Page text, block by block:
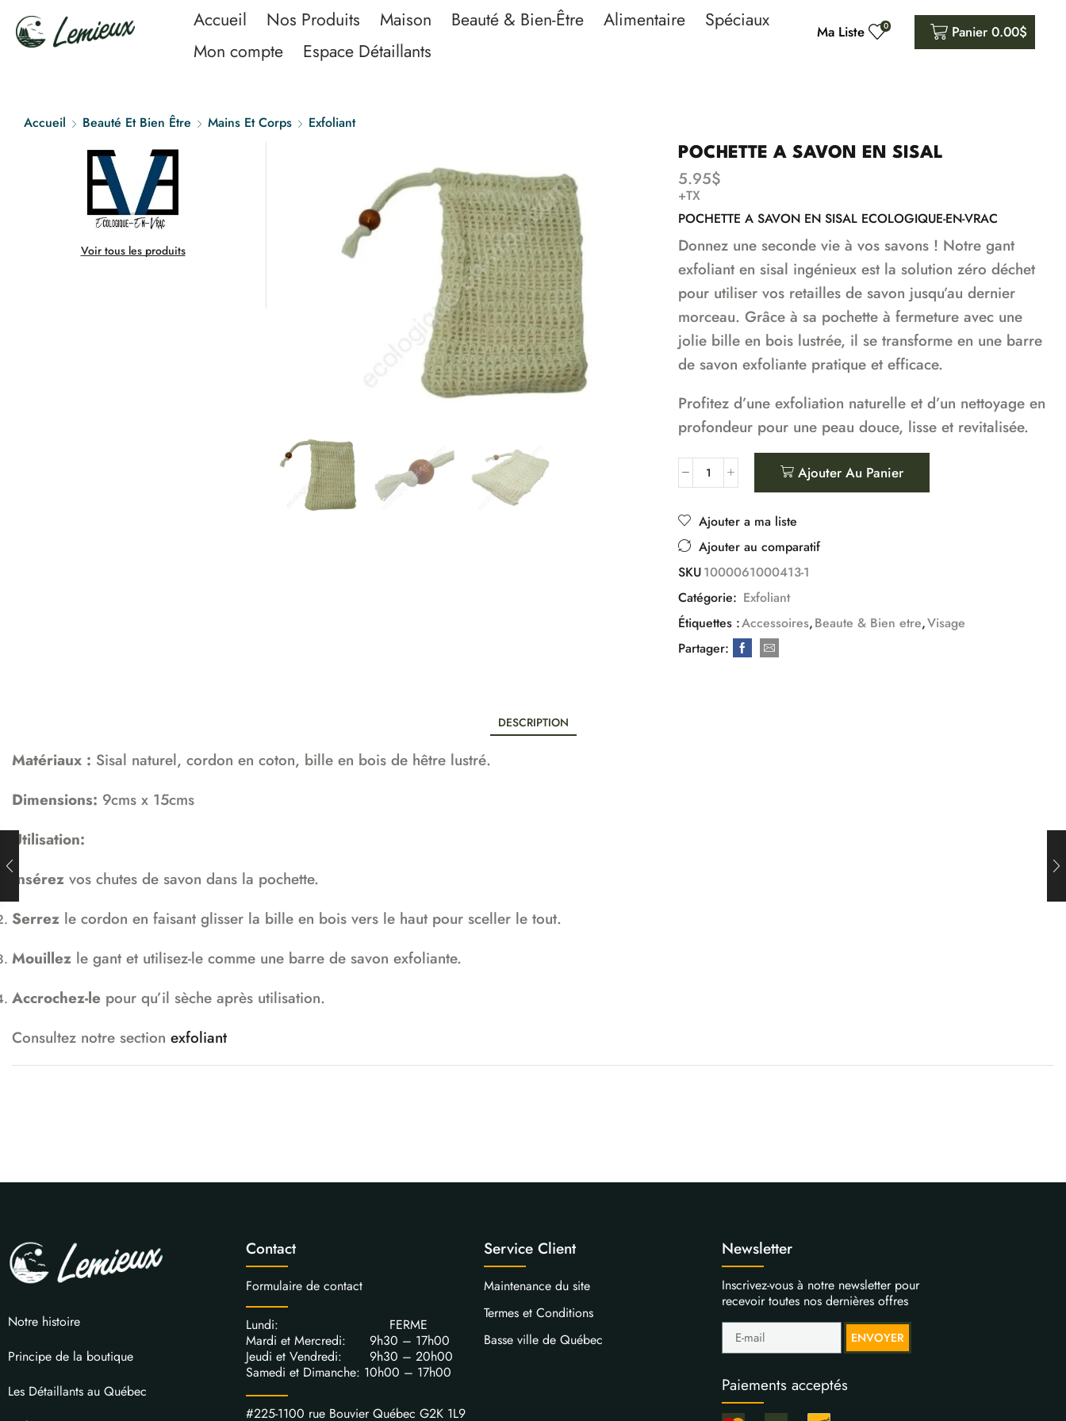
Accueil Nos Produits Maison Beauté & Bien-Être Alimentaire
Spéciaux
Mon compte
Espace Détaillants
Ma Liste 0 Panier 0.00$
Accueil Beauté Et Bien Être Mains Et Corps Exfoliant
POCHETTE A SAVON EN SISAL
5.95$
+TX
POCHETTE A SAVON EN SISAL ECOLOGIQUE-EN-VRAC
Donnez une seconde vie à vos savons ! Notre gant
exfoliant en sisal ingénieux est la solution zéro déchet
pour utiliser vos retailles de savon jusqu’au dernier
morceau. Grâce à sa pochette à fermeture avec une
jolie bille en bois lustrée, il se transforme en une barre
de savon exfoliante pratique et efficace.
Profitez d’une exfoliation naturelle et d’un nettoyage en
profondeur pour une peau douce, lisse et revitalisée.
Ajouter Au Panier
Ajouter a ma liste
Ajouter au comparatif
SKU1000061000413-1
Catégorie: Exfoliant
Étiquettes :Accessoires,Beaute & Bien etre,Visage
Partager:
Voir tous les produits
DESCRIPTION
Matériaux : Sisal naturel, cordon en coton, bille en bois de hêtre lustré.
Dimensions: 9cms x 15cms
Utilisation:
Insérez vos chutes de savon dans la pochette.
Serrez le cordon en faisant glisser la bille en bois vers le haut pour sceller le tout.
Mouillez le gant et utilisez-le comme une barre de savon exfoliante.
Accrochez-le pour qu’il sèche après utilisation.
Consultez notre section exfoliant
Notre histoire
Principe de la boutique
Les Détaillants au Québec
Contact
Formulaire de contact
Lundi: FERME
Mardi et Mercredi: 9h30 – 17h00
Jeudi et Vendredi: 9h30 – 20h00
Samedi et Dimanche: 10h00 – 17h00
#225-1100 rue Bouvier Québec G2K 1L9
Service Client
Maintenance du site
Termes et Conditions
Basse ville de Québec
Newsletter
Inscrivez-vous à notre newsletter pour
recevoir toutes nos dernières offres
ENVOYER
Paiements acceptés